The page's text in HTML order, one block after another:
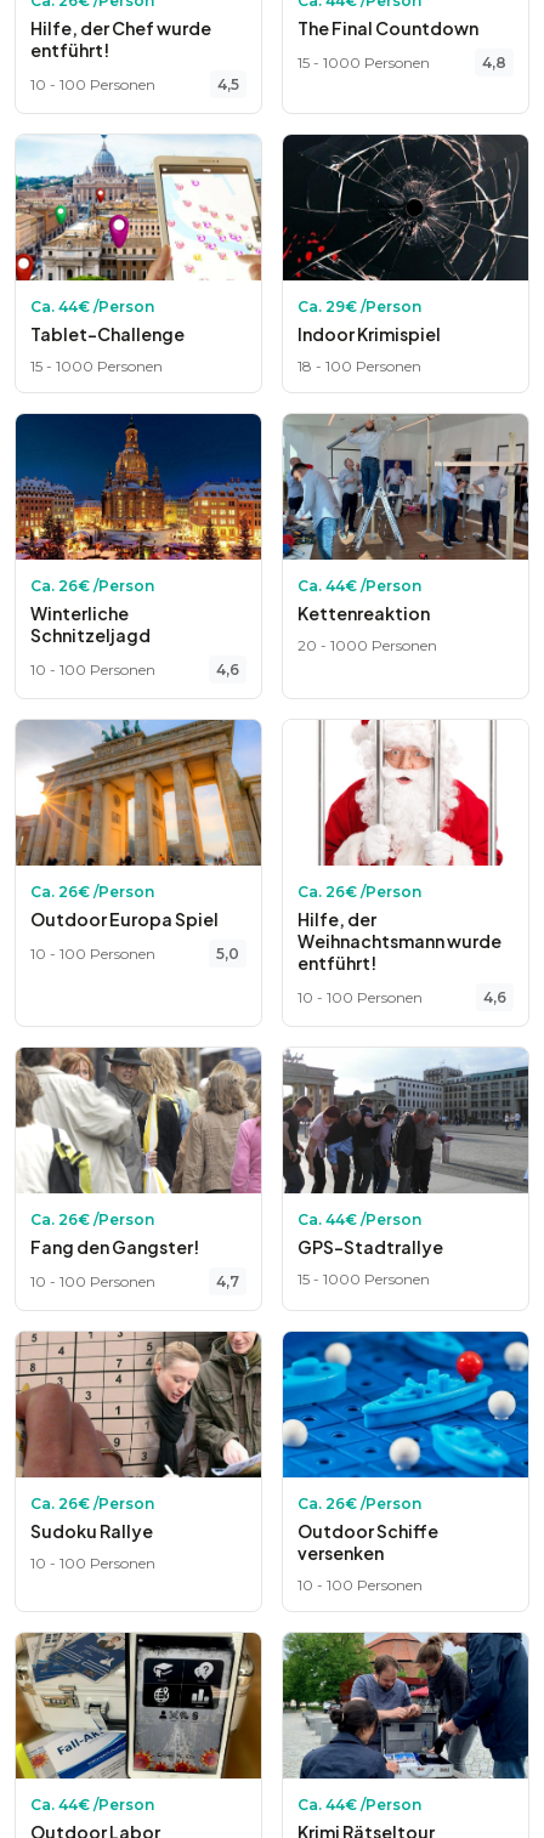
Hilfe, der Chef wurde
entführt!
10 - 100 Personen 4,5
The Final Countdown
15 - 1000 Personen 4,8
Ca. 44€ /Person
Tablet-Challenge
15 - 1000 Personen
Ca. 29€ /Person
Indoor Krimispiel
18 - 100 Personen
Ca. 26€ /Person
Winterliche
Schnitzeljagd
10 - 100 Personen 4,6
Ca. 44€ /Person
Kettenreaktion
20 - 1000 Personen
Ca. 26€ /Person
Outdoor Europa Spiel
10 - 100 Personen 5,0
Ca. 26€ /Person
Hilfe, der
Weihnachtsmann wurde
entführt!
10 - 100 Personen 4,6
Ca. 26€ /Person
Fang den Gangster!
10 - 100 Personen 4,7
Ca. 44€ /Person
GPS-Stadtrallye
15 - 1000 Personen
Ca. 26€ /Person
Sudoku Rallye
10 - 100 Personen
Ca. 26€ /Person
Outdoor Schiffe
versenken
10 - 100 Personen
Ca. 44€ /Person
Outdoor Labor
Ca. 44€ /Person
Krimi Rätseltour